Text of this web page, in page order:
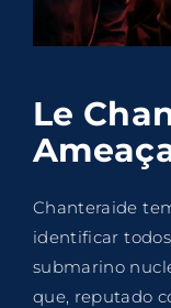
Le
Chanteraide
identificar
submarino
que, reputado
By signing
conditions